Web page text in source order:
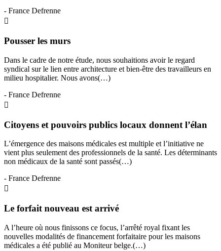
- France Defrenne
Pousser les murs
Dans le cadre de notre étude, nous souhaitions avoir le regard
syndical sur le lien entre architecture et bien-être des travailleurs en
milieu hospitalier. Nous avons(…)
- France Defrenne
Citoyens et pouvoirs publics locaux donnent l’élan
L’émergence des maisons médicales est multiple et l’initiative ne
vient plus seulement des professionnels de la santé. Les déterminants
non médicaux de la santé sont passés(…)
- France Defrenne
Le forfait nouveau est arrivé
A l’heure où nous finissons ce focus, l’arrêté royal fixant les
nouvelles modalités de financement forfaitaire pour les maisons
médicales a été publié au Moniteur belge.(…)